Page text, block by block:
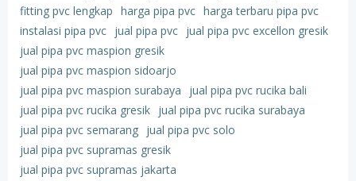
fitting pvc lengkap harga pipa pvc harga terbaru pipa pvc
instalasi pipa pvc jual pipa pvc jual pipa pvc excellon gresik
jual pipa pvc maspion gresik
jual pipa pvc maspion sidoarjo
jual pipa pvc maspion surabaya
jual pipa pvc rucika bali
jual pipa pvc rucika gresik jual pipa pvc rucika surabaya
jual pipa pvc semarang jual pipa pvc solo
jual pipa pvc supramas gresik
jual pipa pvc supramas jakarta